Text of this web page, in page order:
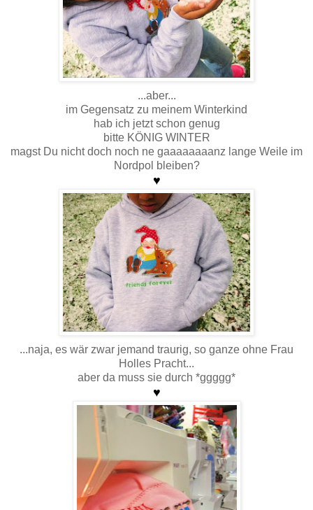
...aber...
im Gegensatz zu meinem Winterkind
hab ich jetzt schon genug
bitte KÖNIG WINTER
magst Du nicht doch noch ne gaaaaaaaanz lange Weile im
Nordpol bleiben?
♥
...naja, es wär zwar jemand traurig, so ganze ohne Frau
Holles Pracht...
aber da muss sie durch *ggggg*
♥